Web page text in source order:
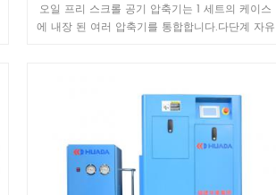
오일 프리 스크롤 공기 압축기는 1 세트의 케이스
에 내장 된 여러 압축기를 통합합니다.다단계 자유